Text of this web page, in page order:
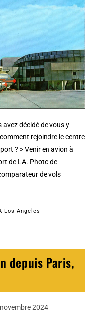
avez décidé de vous y
rejoindre le centre
? > Venir en avion à
de LA. Photo de
de vols
Los Angeles
depuis Paris,
2024